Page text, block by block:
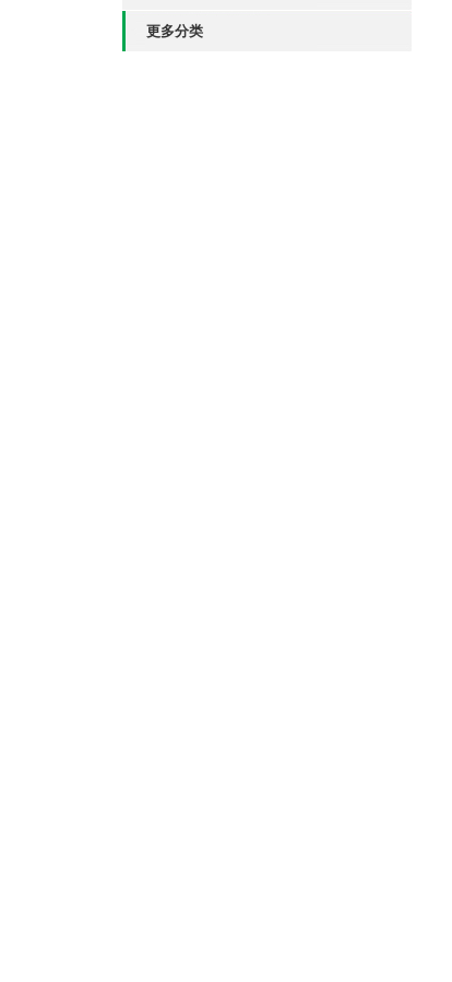
更多分类